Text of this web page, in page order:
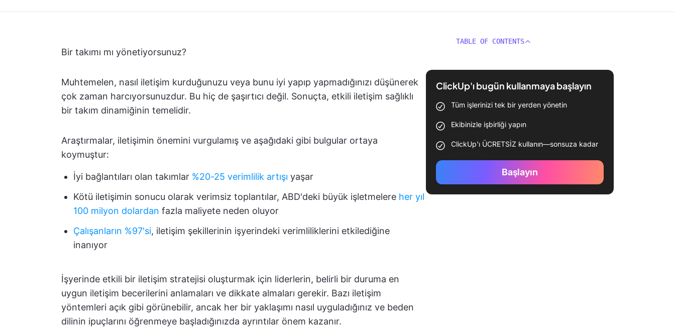
Bir takımı mı yönetiyorsunuz?
Muhtemelen, nasıl iletişim kurduğunuzu veya bunu iyi yapıp yapmadığınızı düşünerek
çok zaman harcıyorsunuzdur. Bu hiç de şaşırtıcı değil. Sonuçta, etkili iletişim sağlıklı
bir takım dinamiğinin temelidir.
Araştırmalar, iletişimin önemini vurgulamış ve aşağıdaki gibi bulgular ortaya
koymuştur:
İyi bağlantıları olan takımlar %20-25 verimlilik artışı yaşar
Kötü iletişimin sonucu olarak verimsiz toplantılar, ABD'deki büyük işletmelere her yıl
100 milyon dolardan fazla maliyete neden oluyor
Çalışanların %97'si, iletişim şekillerinin işyerindeki verimliliklerini etkilediğine
inanıyor
İşyerinde etkili bir iletişim stratejisi oluşturmak için liderlerin, belirli bir duruma en
uygun iletişim becerilerini anlamaları ve dikkate almaları gerekir. Bazı iletişim
yöntemleri açık gibi görünebilir, ancak her bir yaklaşımı nasıl uyguladığınız ve beden
dilinin ipuçlarını öğrenmeye başladığınızda ayrıntılar önem kazanır.
TABLE OF CONTENTS
ClickUp'ı bugün kullanmaya başlayın
Tüm işlerinizi tek bir yerden yönetin
Ekibinizle işbirliği yapın
ClickUp'ı ÜCRETSİZ kullanın—sonsuza kadar
Başlayın